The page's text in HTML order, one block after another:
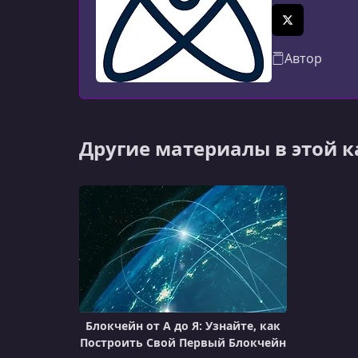
X (Twitter)
Автор
Другие материалы в этой
Блокчейн от А до Я: Узнайте, как
Построить Свой Первый Блокчейн